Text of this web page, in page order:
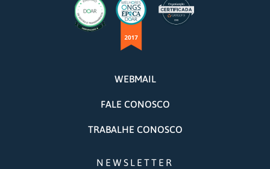
WEBMAIL
FALE CONOSCO
TRABALHE CONOSCO
NEWSLETTER